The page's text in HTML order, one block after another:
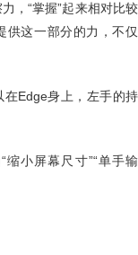
，“掌握”起来相对比较
供这一部分的力，不仅
在Edge身上，左手的持
小屏幕尺寸”“单手输